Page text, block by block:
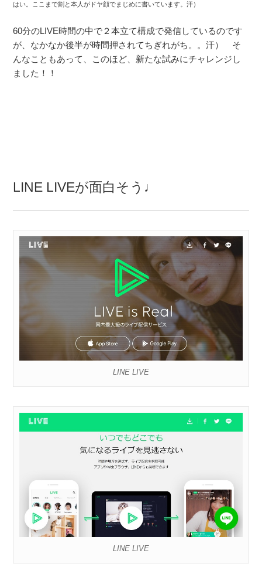
はい。ここまで割と本人がドヤ顔でまじめに書いています。汗）
60分のLIVE時間の中で２本立て構成で発信しているのです
が、なかなか後半が時間押されてちぎれがち。。汗） そ
んなこともあって、このほど、新たな試みにチャレンジし
ました！！
LINE LIVEが面白そう♩
LINE LIVE
LINE LIVE